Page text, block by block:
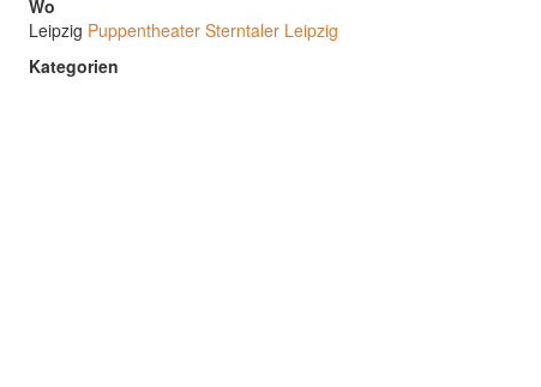
Wo
Leipzig Puppentheater Sterntaler Leipzig
Kategorien